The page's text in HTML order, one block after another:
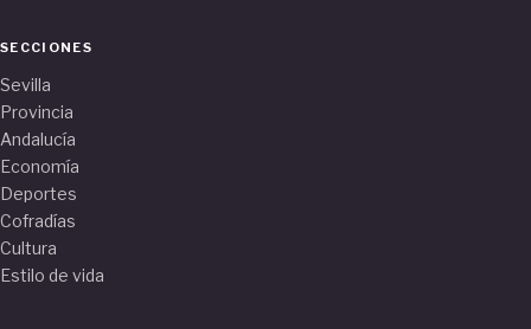
SECCIONES
Sevilla
Provincia
Andalucía
Economía
Deportes
Cofradías
Cultura
Estilo de vida